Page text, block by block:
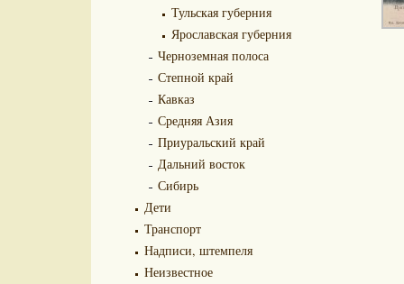
Тульская губерния
Ярославская губерния
Черноземная полоса
Степной край
Кавказ
Средняя Азия
Приуральский край
Дальний восток
Сибирь
Дети
Транспорт
Надписи, штемпеля
Неизвестное